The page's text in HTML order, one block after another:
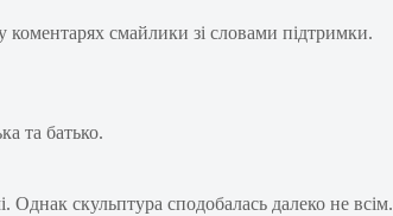
смайлики зі словами підтримки.
та батько.
скульптура сподобалась далеко не всім.